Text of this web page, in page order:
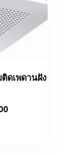
ดเพดานฝัง
Current